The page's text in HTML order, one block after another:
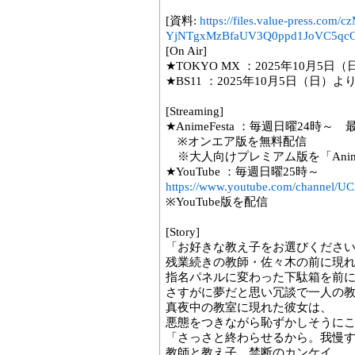
[資料: https://files.value-press.com/
[On Air]
★TOKYO MX ：2025年10月5日（
★BS11 ：2025年10月5日（日）よ
[Streaming]
★AnimeFesta ：毎週日曜24時～
※オンエア版を無料配信
※大人向けプレミアム版を「
★YouTube ：毎週日曜25時～
https://www.youtube.com/channel/
※YouTube版を配信
[Story]
「お好きな教え子をお選びくださ
残業続きの教師・佐々木の前に現
指名パネルに変わった下駄箱を前
さすがに夢だと思い冗談で一人の
真夜中の教室に現れた彼女は、
悪態をつきながら恥ずかしそうに
「さっさと終わらせるから。我慢